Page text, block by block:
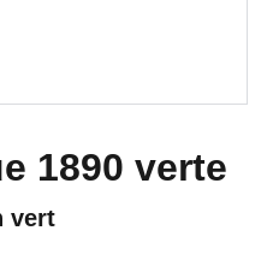
1890 verte
vert